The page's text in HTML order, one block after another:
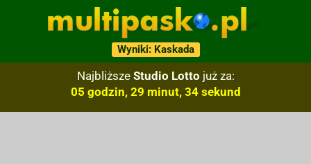
Wyniki: Kaskada
Najbliższe Studio Lotto już za:
05 godzin, 29 minut, 33 sekund